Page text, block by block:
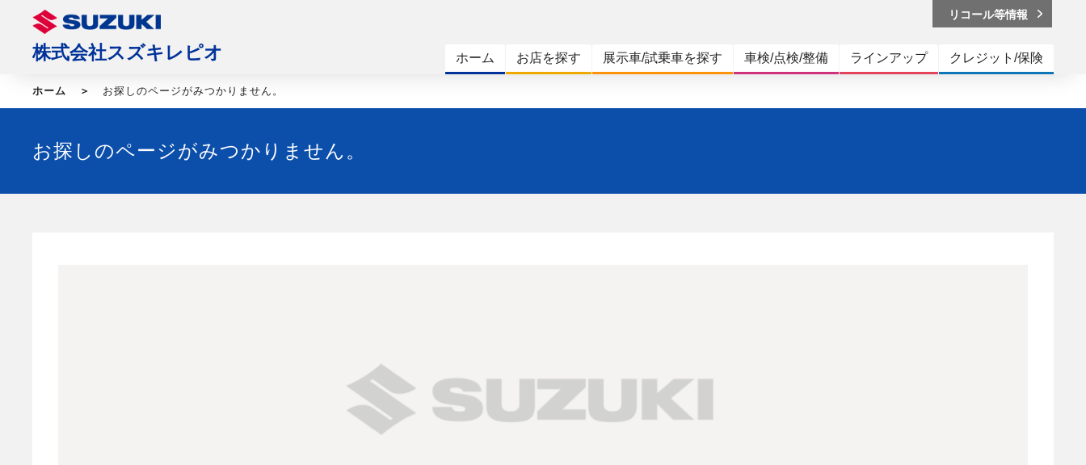
株式会社スズキレピオ ホーム お店を探す 展示車/試乗車を探す 車検/点検/整備 ラインアップ クレジット/保険
リコール等情報
ホーム お探しのページがみつかりません。
お探しのページがみつかりません。